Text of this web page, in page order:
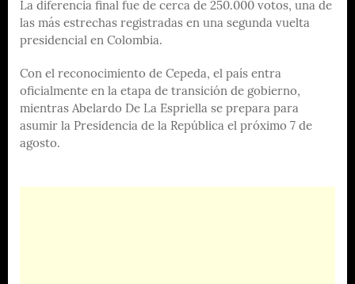
La diferencia final fue de cerca de 250.000 votos, una de
las más estrechas registradas en una segunda vuelta
presidencial en Colombia.
Con el reconocimiento de Cepeda, el país entra
oficialmente en la etapa de transición de gobierno,
mientras Abelardo De La Espriella se prepara para
asumir la Presidencia de la República el próximo 7 de
agosto.